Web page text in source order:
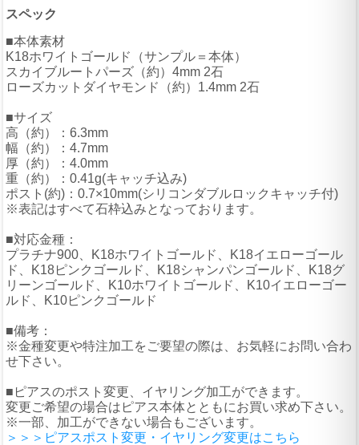
スペック
■本体素材
K18ホワイトゴールド（サンプル＝本体）
スカイブルートパーズ（約）4mm 2石
ローズカットダイヤモンド（約）1.4mm 2石
■サイズ
高（約）：6.3mm
幅（約）：4.7mm
厚（約）：4.0mm
重（約）：0.41g(キャッチ込み)
ポスト(約)：0.7×10mm(シリコンダブルロックキャッチ付)
※表記はすべて石枠込みとなっております。
■対応金種：
プラチナ900、K18ホワイトゴールド、K18イエローゴール
ド、K18ピンクゴールド、K18シャンパンゴールド、K18グ
リーンゴールド、K10ホワイトゴールド、K10イエローゴー
ルド、K10ピンクゴールド
■備考：
※金種変更や特注加工をご要望の際は、お気軽にお問い合わ
せ下さい。
■ピアスのポスト変更、イヤリング加工ができます。
変更ご希望の場合はピアス本体とともにお買い求め下さい。
※一部、加工ができない場合もございます。
＞＞＞ピアスポスト変更・イヤリング変更はこちら